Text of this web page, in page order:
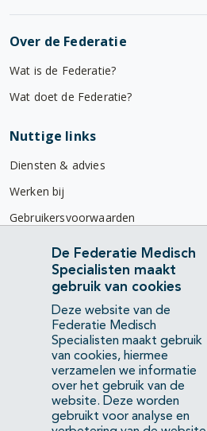
Over de Federatie
Wat is de Federatie?
Wat doet de Federatie?
Nuttige links
Diensten & advies
Werken bij
Gebruikersvoorwaarden
Privacyverklaring
Contact
Mercatorlaan 1200
3528 BL Utrecht
(088) 505 34 34
info@richtlijnendatabase.nl
YouTubeLinkedIn
De Federatie Medisch
Specialisten maakt
gebruik van cookies
Deze website van de
Federatie Medisch
Specialisten maakt gebruik
van cookies, hiermee
verzamelen we informatie
over het gebruik van de
website. Deze worden
gebruikt voor analyse en